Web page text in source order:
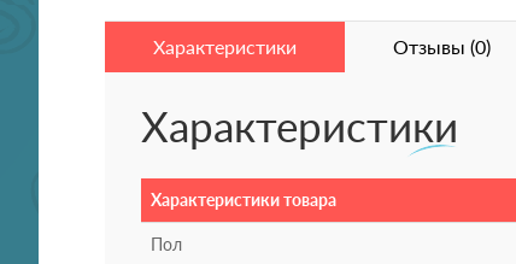
Характеристики Отзывы (0)
Характеристики
Характеристики товара
Пол